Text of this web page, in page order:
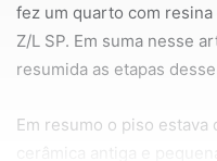
fez um quarto com
Z/L SP. Em suma nesse
resumida as etapas
Em resumo o piso estava